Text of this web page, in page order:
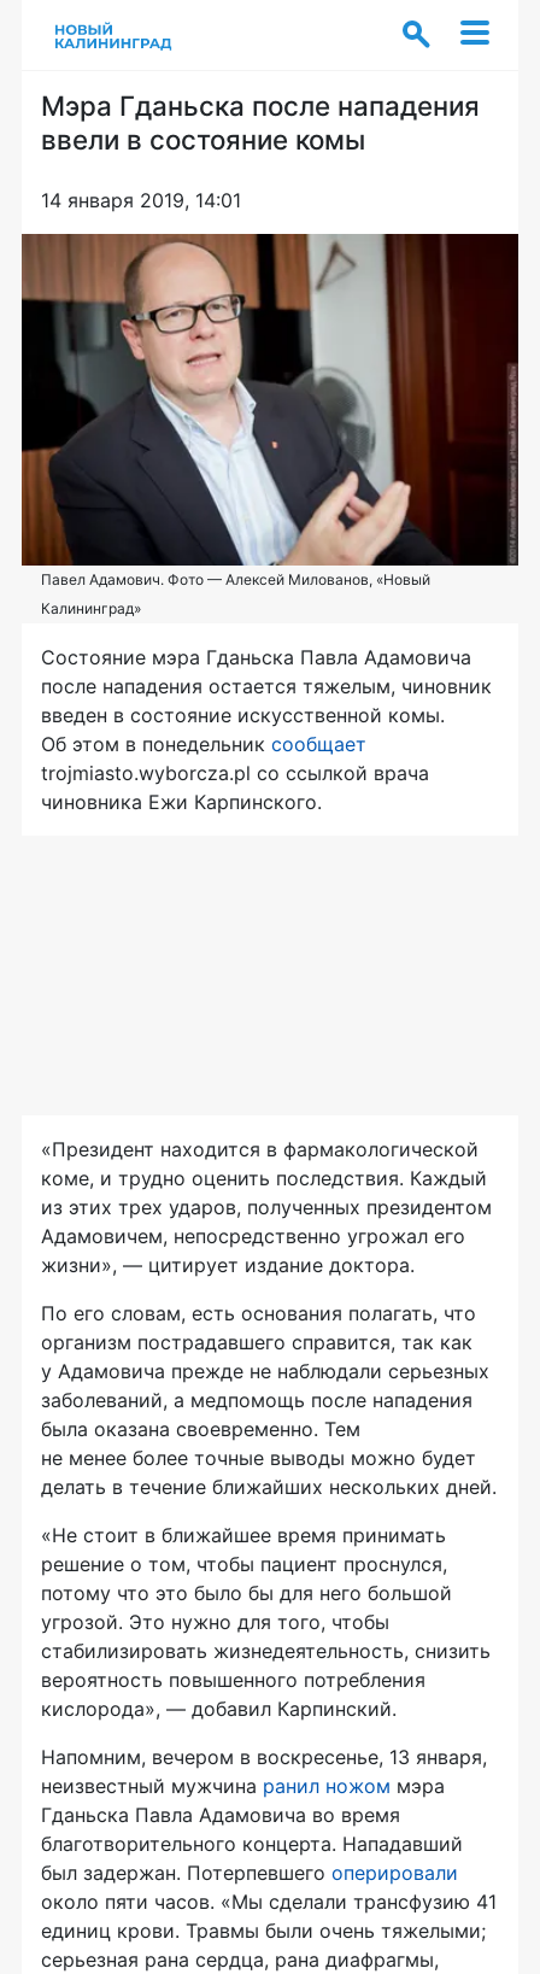
Мэра Гданьска после нападения
ввели в состояние комы
14 января 2019, 14:01
Павел Адамович. Фото — Алексей Милованов, «Новый
Калининград»
Состояние мэра Гданьска Павла Адамовича
после нападения остается тяжелым, чиновник
введен в состояние искусственной комы.
Об этом в понедельник сообщает
trojmiasto.wyborcza.pl со ссылкой врача
чиновника Ежи Карпинского.
«Президент находится в фармакологической
коме, и трудно оценить последствия. Каждый
из этих трех ударов, полученных президентом
Адамовичем, непосредственно угрожал его
жизни», — цитирует издание доктора.
По его словам, есть основания полагать, что
организм пострадавшего справится, так как
у Адамовича прежде не наблюдали серьезных
заболеваний, а медпомощь после нападения
была оказана своевременно. Тем
не менее более точные выводы можно будет
делать в течение ближайших нескольких дней.
«Не стоит в ближайшее время принимать
решение о том, чтобы пациент проснулся,
потому что это было бы для него большой
угрозой. Это нужно для того, чтобы
стабилизировать жизнедеятельность, снизить
вероятность повышенного потребления
кислорода», — добавил Карпинский.
Напомним, вечером в воскресенье, 13 января,
неизвестный мужчина ранил ножом мэра
Гданьска Павла Адамовича во время
благотворительного концерта. Нападавший
был задержан. Потерпевшего оперировали
около пяти часов. «Мы сделали трансфузию 41
единиц крови. Травмы были очень тяжелыми;
серьезная рана сердца, рана диафрагмы,